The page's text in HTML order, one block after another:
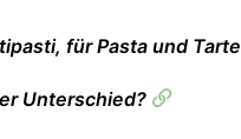
für Pasta und Tarte
Unterschied?